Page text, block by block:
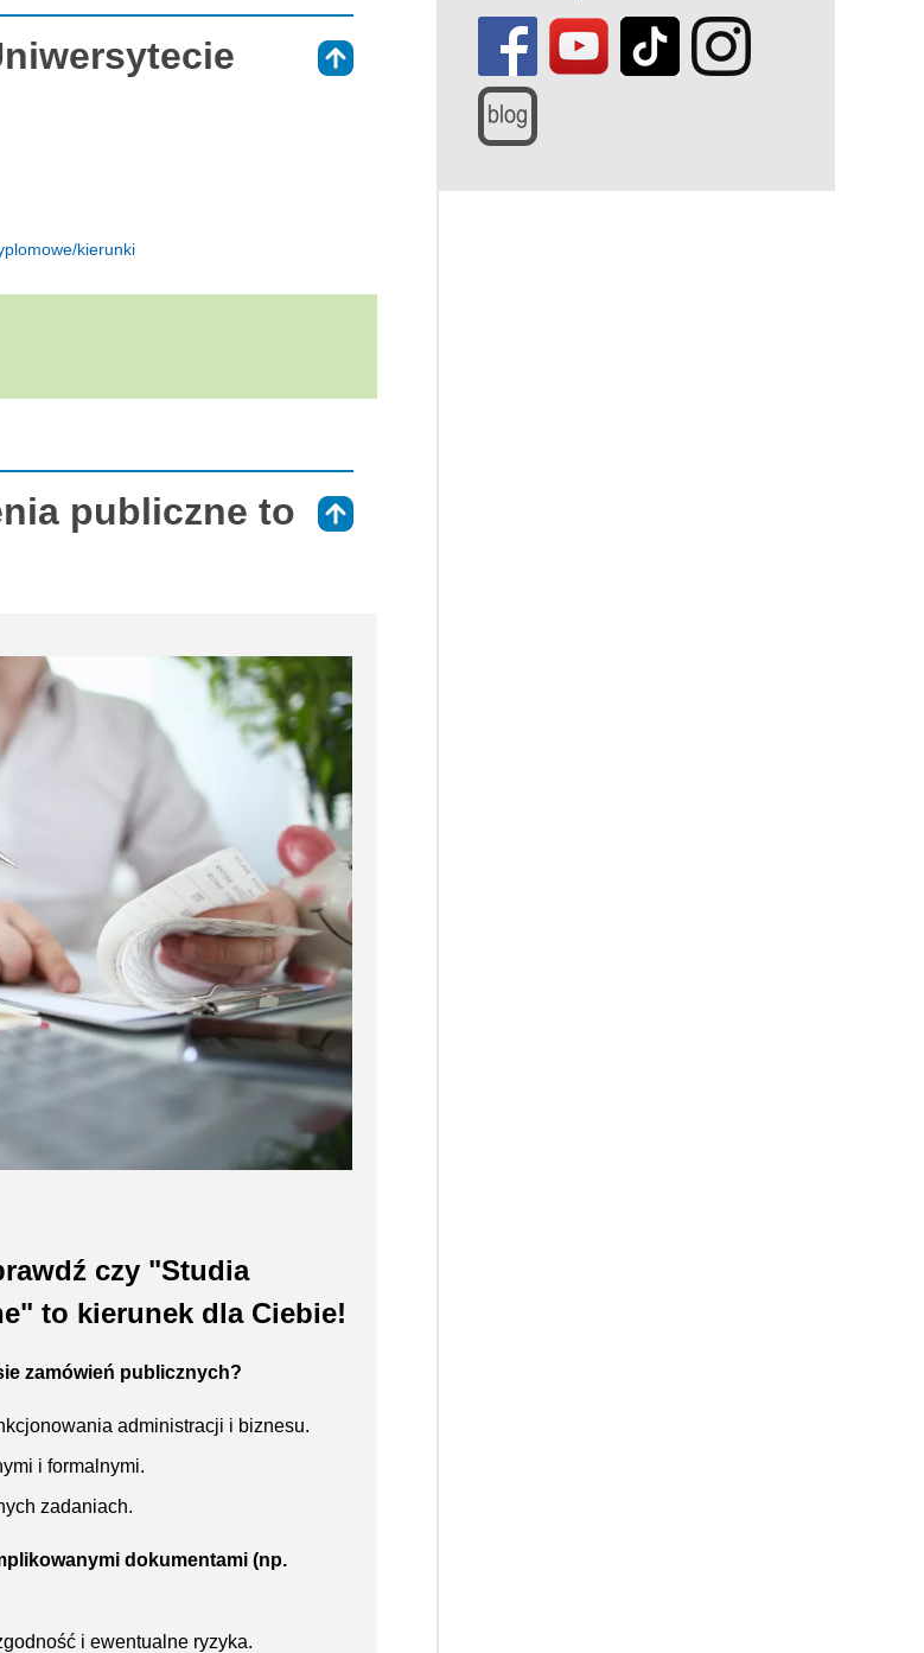
kierunki
publiczne to
czy "Studia
to kierunek dla Ciebie!
zamówień publicznych?
administracji i biznesu.
i formalnymi.
zadaniach.
dokumentami (np.
i ewentualne ryzyka.